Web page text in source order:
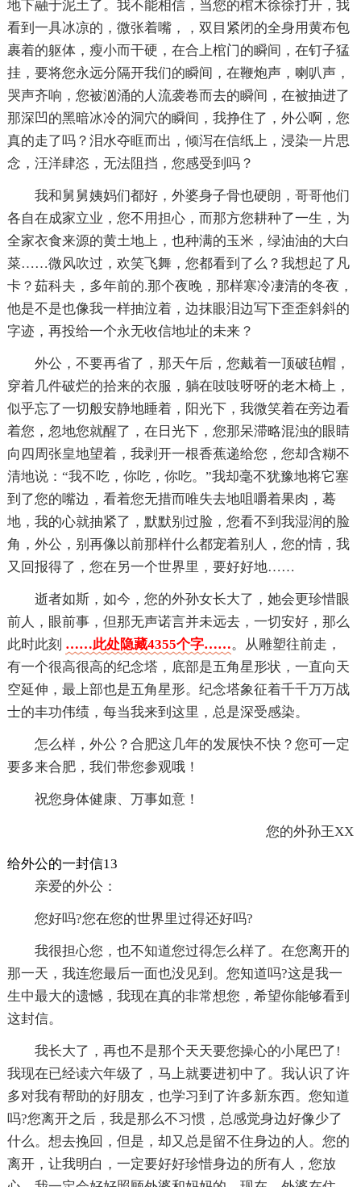
地下融于泥土了。我不能相信，当您的棺木徐徐打开，我
看到一具冰凉的，微张着嘴，，双目紧闭的全身用黄布包
裹着的躯体，瘦小而干硬，在合上棺门的瞬间，在钉子猛
挂，要将您永远分隔开我们的瞬间，在鞭炮声，喇叭声，
哭声齐响，您被汹涌的人流袭卷而去的瞬间，在被抽进了
那深凹的黑暗冰冷的洞穴的瞬间，我挣住了，外公啊，您
真的走了吗？泪水夺眶而出，倾泻在信纸上，浸染一片思
念，汪洋肆恣，无法阻挡，您感受到吗？
我和舅舅姨妈们都好，外婆身子骨也硬朗，哥哥他们
各自在成家立业，您不用担心，而那方您耕种了一生，为
全家衣食来源的黄土地上，也种满的玉米，绿油油的大白
菜……微风吹过，欢笑飞舞，您都看到了么？我想起了凡
卡？茹科夫，多年前的.那个夜晚，那样寒冷凄清的冬夜，
他是不是也像我一样抽泣着，边抹眼泪边写下歪歪斜斜的
字迹，再投给一个永无收信地址的未来？
外公，不要再省了，那天午后，您戴着一顶破毡帽，
穿着几件破烂的拾来的衣服，躺在吱吱呀呀的老木椅上，
似乎忘了一切般安静地睡着，阳光下，我微笑着在旁边看
着您，忽地您就醒了，在日光下，您那呆滞略混浊的眼睛
向四周张皇地望着，我剥开一根香蕉递给您，您却含糊不
清地说：“我不吃，你吃，你吃。”我却毫不犹豫地将它塞
到了您的嘴边，看着您无措而唯失去地咀嚼着果肉，蓦
地，我的心就抽紧了，默默别过脸，您看不到我湿润的脸
角，外公，别再像以前那样什么都宠着别人，您的情，我
又回报得了，您在另一个世界里，要好好地……
逝者如斯，如今，您的外孙女长大了，她会更珍惜眼
前人，眼前事，但那无声诺言并未远去，一切安好，那么
此时此刻 ……此处隐藏4355个字……。从雕塑往前走，
有一个很高很高的纪念塔，底部是五角星形状，一直向天
空延伸，最上部也是五角星形。纪念塔象征着千千万万战
士的丰功伟绩，每当我来到这里，总是深受感染。
怎么样，外公？合肥这几年的发展快不快？您可一定
要多来合肥，我们带您参观哦！
祝您身体健康、万事如意！
您的外孙王XX
给外公的一封信13
亲爱的外公：
您好吗?您在您的世界里过得还好吗?
我很担心您，也不知道您过得怎么样了。在您离开的
那一天，我连您最后一面也没见到。您知道吗?这是我一
生中最大的遗憾，我现在真的非常想您，希望你能够看到
这封信。
我长大了，再也不是那个天天要您操心的小尾巴了!
我现在已经读六年级了，马上就要进初中了。我认识了许
多对我有帮助的好朋友，也学习到了许多新东西。您知道
吗?您离开之后，我是那么不习惯，总感觉身边好像少了
什么。想去挽回，但是，却又总是留不住身边的人。您的
离开，让我明白，一定要好好珍惜身边的所有人，您放